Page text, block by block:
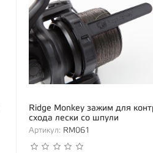
Ridge Monkey зажим для
схода лески со шпули
Артикул: RM061